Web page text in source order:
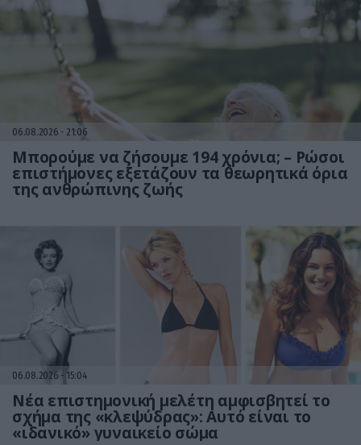
06.08.2026 21:06
Μπορούμε να ζήσουμε 194 χρόνια; – Ρώσοι
επιστήμονες εξετάζουν τα θεωρητικά όρια
της ανθρώπινης ζωής
06.08.2026 15:04
Νέα επιστημονική μελέτη αμφισβητεί το
σχήμα της «κλεψύδρας»: Αυτό είναι το
«ιδανικό» γυναικείο σώμα